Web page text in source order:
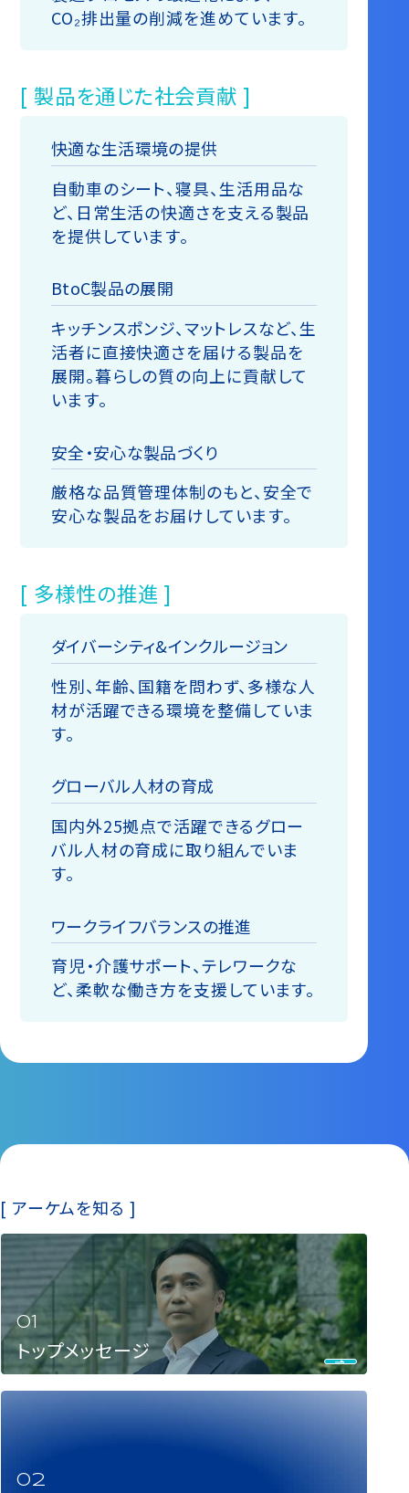
CO₂排出量の削減を進めています。
[ 製品を通じた社会貢献 ]
快適な生活環境の提供
自動車のシート、寝具、生活用品な
ど、日常生活の快適さを支える製品
を提供しています。
BtoC製品の展開
キッチンスポンジ、マットレスなど、生
活者に直接快適さを届ける製品を
展開。暮らしの質の向上に貢献して
います。
安全・安心な製品づくり
厳格な品質管理体制のもと、安全で
安心な製品をお届けしています。
[ 多様性の推進 ]
ダイバーシティ&インクルージョン
性別、年齢、国籍を問わず、多様な人
材が活躍できる環境を整備していま
す。
グローバル人材の育成
国内外25拠点で活躍できるグロー
バル⼈材の育成に取り組んでいま
す。
ワークライフバランスの推進
育児・介護サポート、テレワークな
ど、柔軟な働き方を支援しています。
[ アーケムを知る ]
トップメッセージ